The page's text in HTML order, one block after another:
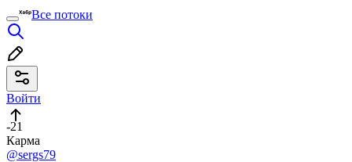
Все потоки
Войти
-21
Карма
@sergs79